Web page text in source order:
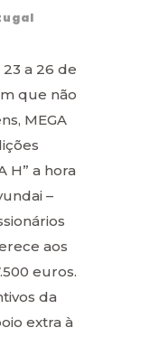
a 26 de
que não
MEGA
H” a hora
–
aos
euros.
da
extra à